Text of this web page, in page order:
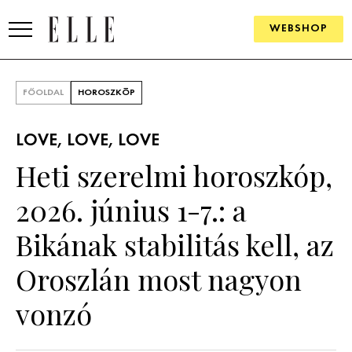
WEBSHOP
GOURMET AWARDS
SZÉPSÉG
FŐOLDAL HOROSZKÓP
LOVE, LOVE, LOVE
Heti szerelmi horoszkóp,
2026. június 1-7.: a
Bikának stabilitás kell, az
Oroszlán most nagyon
vonzó